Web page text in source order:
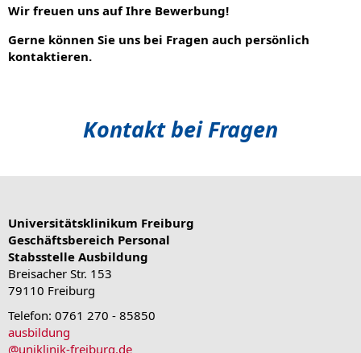
Wir freuen uns auf Ihre Bewerbung!
Gerne können Sie uns bei Fragen auch persönlich
kontaktieren.
Kontakt bei Fragen
Universitätsklinikum Freiburg
Geschäftsbereich Personal
Stabsstelle Ausbildung
Breisacher Str. 153
79110 Freiburg
Telefon: 0761 270 - 85850
ausbildung
@uniklinik-freiburg.de